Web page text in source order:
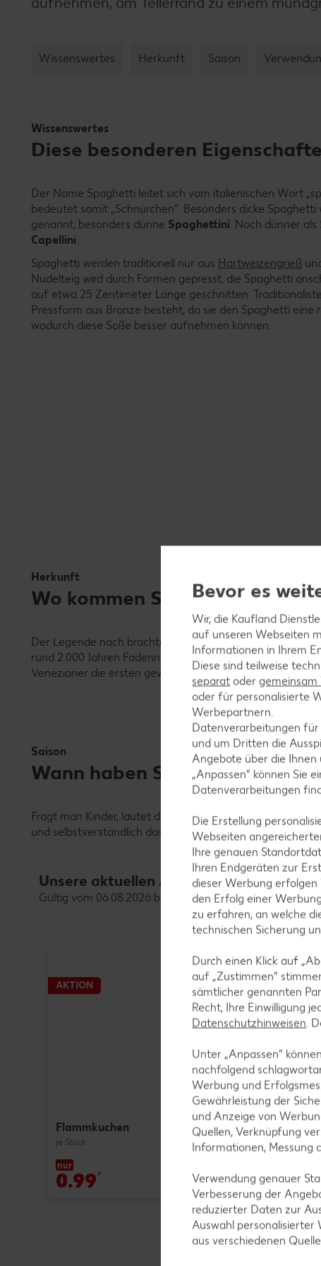
Wissenswertes Herkunft Saison
Wissenswertes
Diese besonderen
Der Name Spaghetti leitet sich vom italienischen Wort
bedeutet somit „Schnürchen“. Besonders dicke Spaghetti
genannt, besonders dünne Spaghettini . Noch dünner
Capellini
Spaghetti werden traditionell nur aus Hartweizengrieß
Nudelteig wird durch Formen gepresst, die Spaghetti
auf etwa 25 Zentimeter Länge geschnitten.
Pressform aus Bronze besteht, da sie den Spaghetti eine
wodurch diese Soße besser aufnehmen können.
Herkunft
Wo kommen Spaghetti
Der Legende nach brachte Marco Polo die Idee für die
rund 2.000 Jahren Fadennudeln aus Hirsemehl
Venezianer die ersten gewesen sein, die Nudeln aus
Saison
Wann haben Spaghetti Saison?
Fragt man Kinder, lautet die Antwort ganz klar: immer!
und selbstverständlich das ganze Jahr hindurch.
Unsere aktuellen Angebote für
Gültig vom 06.08.2026 bis 12.08.2026
AKTION
Flammkuchen
je Stück
nur
0.99*
Bevor es
Wir, die Kaufland
auf unseren Webseiten
Informationen in Ihrem
Diese sind teilweise
separat oder
oder für personalisierte
Werbepartnern.
Datenverarbeitungen
und um Dritten die
Angebote über die
„Anpassen“ können Sie
Datenverarbeitungen
Die Erstellung
Webseiten
Ihre genauen
Ihren Endgeräten zur
dieser Werbung erfolgen
den Erfolg einer
zu erfahren, an welche
technischen Sicherung
Durch einen Klick auf
auf „Zustimmen“
sämtlicher genannten
Recht, Ihre Einwilligung
Datenschutzhinweisen.
Unter „Anpassen“
nachfolgend
Werbung und
Gewährleistung der
und Anzeige von
Quellen, Verknüpfung
Informationen, Messung
Verwendung genauer
Verbesserung der
reduzierter Daten zur
Auswahl personalisierter
aus verschiedenen